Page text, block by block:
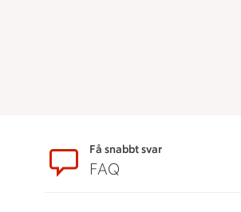
SidfotFå snabbt svar
FAQ